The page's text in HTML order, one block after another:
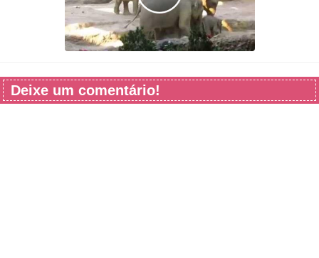
Deixe um comentário!